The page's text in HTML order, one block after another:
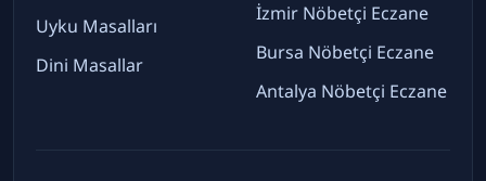
Uyku Masalları
Dini Masallar
İzmir Nöbetçi Eczane
Bursa Nöbetçi Eczane
Antalya Nöbetçi Eczane